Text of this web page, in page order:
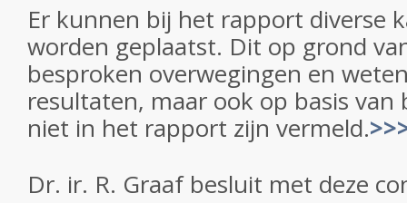
Er kunnen bij het rapport diverse
worden geplaatst. Dit op grond
besproken overwegingen en
resultaten, maar ook op basis van
niet in het rapport zijn vermeld.
Dr. ir. R. Graaf besluit met deze